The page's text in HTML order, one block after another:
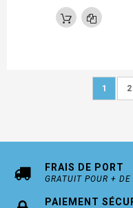
Vous
1 2
FRAIS DE PORT
GRATUIT POUR +
PAIEMENT